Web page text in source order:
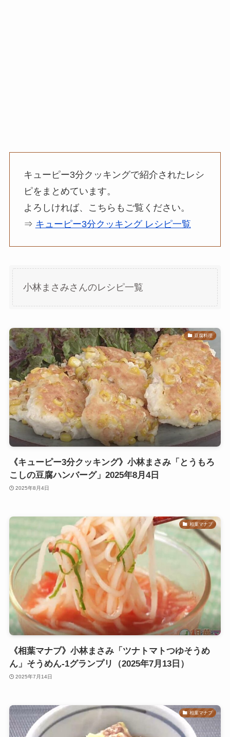
キューピー3分クッキングで紹介されたレシ
ピをまとめています。
よろしければ、こちらもご覧ください。
⇒ キューピー3分クッキング レシピ一覧
小林まさみさんのレシピ一覧
豆腐料理
《キューピー3分クッキング》小林まさみ「とうもろ
こしの豆腐ハンバーグ」2025年8月4日
2025年8月4日
相葉マナブ
《相葉マナブ》小林まさみ「ツナトマトつゆそうめ
ん」そうめん-1グランプリ（2025年7月13日）
2025年7月14日
相葉マナブ